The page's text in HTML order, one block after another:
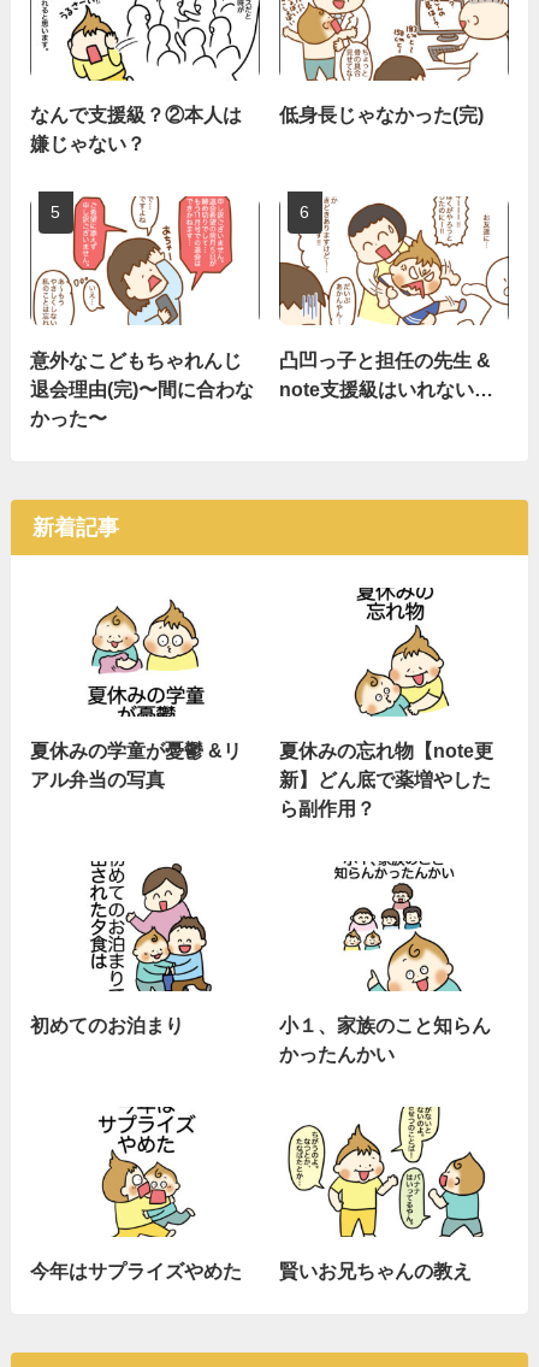
なんで支援級？②本人は
嫌じゃない？
低身長じゃなかった(完)
意外なこどもちゃれんじ
退会理由(完)〜間に合わな
かった〜
凸凹っ子と担任の先生 &
note支援級はいれない…
新着記事
夏休みの学童が憂鬱 &リ
アル弁当の写真
夏休みの忘れ物【note更
新】どん底で薬増やした
ら副作用？
初めてのお泊まり
小１、家族のこと知らん
かったんかい
今年はサプライズやめた 賢いお兄ちゃんの教え